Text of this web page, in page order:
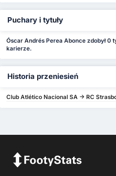
Puchary i tytuły
Óscar Andrés Perea Abonce zdobył 0
karierze.
Historia przeniesień
Club Atlético Nacional SA -> RC